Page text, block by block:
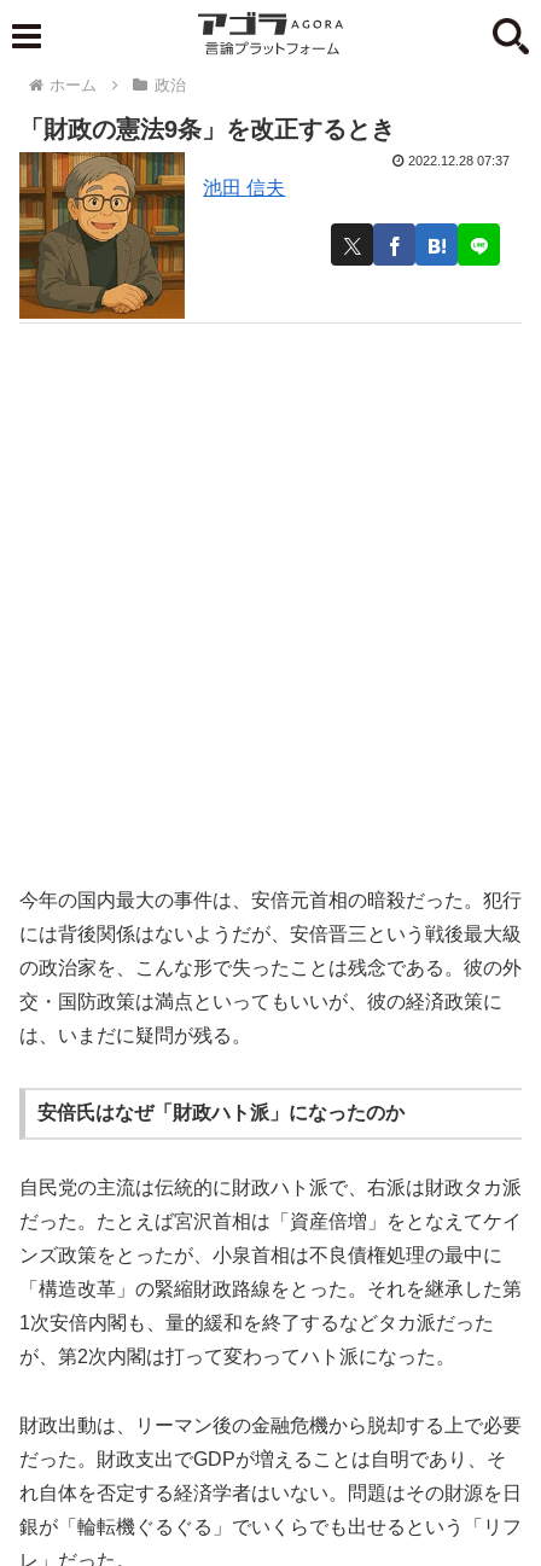
ホーム 政治
「財政の憲法9条」を改正するとき
池田 信夫
2022.12.28 07:37
今年の国内最大の事件は、安倍元首相の暗殺だった。犯行
には背後関係はないようだが、安倍晋三という戦後最大級
の政治家を、こんな形で失ったことは残念である。彼の外
交・国防政策は満点といってもいいが、彼の経済政策に
は、いまだに疑問が残る。
安倍氏はなぜ「財政ハト派」になったのか
自民党の主流は伝統的に財政ハト派で、右派は財政タカ派
だった。たとえば宮沢首相は「資産倍増」をとなえてケイ
ンズ政策をとったが、小泉首相は不良債権処理の最中に
「構造改革」の緊縮財政路線をとった。それを継承した第
1次安倍内閣も、量的緩和を終了するなどタカ派だった
が、第2次内閣は打って変わってハト派になった。
財政出動は、リーマン後の金融危機から脱却する上で必要
だった。財政支出でGDPが増えることは自明であり、そ
れ自体を否定する経済学者はいない。問題はその財源を日
銀が「輪転機ぐるぐる」でいくらでも出せるという「リフ
レ」だった。